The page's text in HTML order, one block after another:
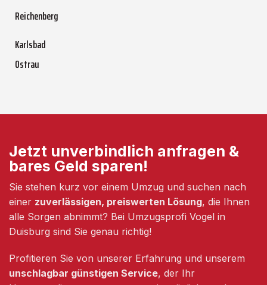
Reichenberg
Karlsbad
Ostrau
Jetzt unverbindlich anfragen &
bares Geld sparen!
Sie stehen kurz vor einem Umzug und suchen nach
einer zuverlässigen, preiswerten Lösung, die Ihnen
alle Sorgen abnimmt? Bei Umzugsprofi Vogel in
Duisburg sind Sie genau richtig!
Profitieren Sie von unserer Erfahrung und unserem
unschlagbar günstigen Service, der Ihr